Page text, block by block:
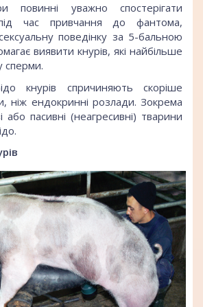
повинні уважно спостерігати
час привчання до фантома,
поведінку за 5-бальною
виявити кнурів, які найбільше
сперми.
кнурів спричиняють скоріше
ніж ендокринні розлади. Зокрема
або пасивні (неагресивні) тварини